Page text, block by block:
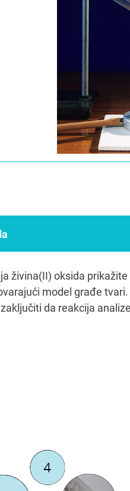
živina(II) oksida
model građe
da reakcija